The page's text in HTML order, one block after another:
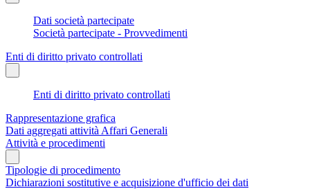
Dati società partecipate
Società partecipate - Provvedimenti
Enti di diritto privato controllati
Enti di diritto privato controllati
Rappresentazione grafica
Dati aggregati attività Affari Generali
Attività e procedimenti
Tipologie di procedimento
Dichiarazioni sostitutive e acquisizione d'ufficio dei dati